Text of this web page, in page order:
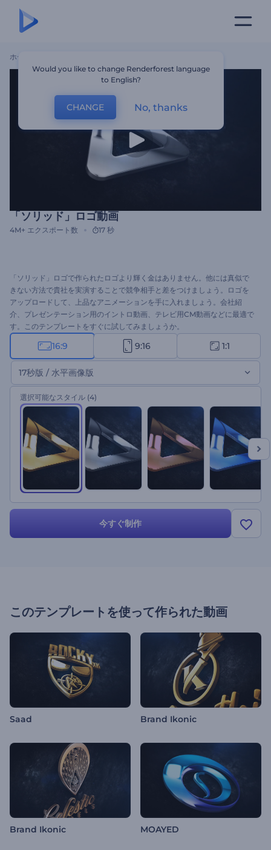
ホーム
「ソリッド」ロゴ動画
4M+ エクスポート数 17 秒
「ソリッド」ロゴで作られたロゴより輝く金はありません。他には真似で
きない方法で貴社を実演することで競争相手と差をつけましょう。ロゴを
アップロードして、上品なアニメーションを手に入れましょう。会社紹
介、プレゼンテーション用のイントロ動画、テレビ用CM動画などに最適で
す。このテンプレートをすぐに試してみましょうか。
16:9 9:16 1:1
17秒版 / 水平画像版
選択可能なスタイル (4)
今すぐ制作
このテンプレートを使って作られた動画
Saad Brand Ikonic
Brand Ikonic MOAYED
Would you like to change Renderforest language
to English?
CHANGE No, thanks